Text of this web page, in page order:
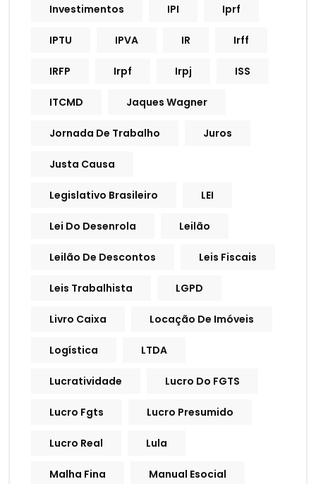
Investimentos IPI Iprf
IPTU IPVA IR Irff
IRFP Irpf Irpj ISS
ITCMD Jaques Wagner
Jornada De Trabalho Juros
Justa Causa
Legislativo Brasileiro LEI
Lei Do Desenrola Leilão
Leilão De Descontos Leis Fiscais
Leis Trabalhista LGPD
Livro Caixa Locação De Imóveis
Logística LTDA
Lucratividade Lucro Do FGTS
Lucro Fgts Lucro Presumido
Lucro Real Lula
Malha Fina Manual Esocial